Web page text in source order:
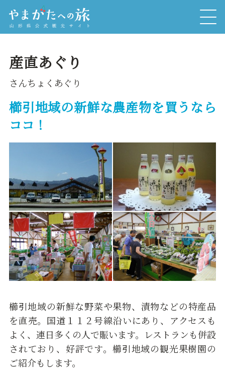
産直あぐり
さんちょくあぐり
櫛引地域の新鮮な農産物を買うなら
ココ！
櫛引地域の新鮮な野菜や果物、漬物などの特産品
を直売。国道１１２号線沿いにあり、アクセスも
よく、連日多くの人で賑います。レストランも併設
されており、好評です。櫛引地域の観光果樹園の
ご紹介もします。